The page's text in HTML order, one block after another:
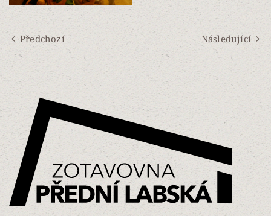
Předchozí Následující